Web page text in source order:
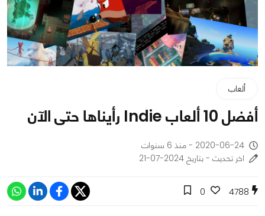
ألعاب
أفضل 10 ألعاب Indie رأيناها حتى الآن
2020-06-24 - منذ 6 سنوات
اخر تحديث - بتاريخ 2024-07-21
4788
0